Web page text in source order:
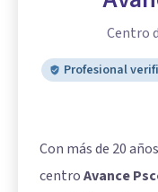
Centro
Profesional
Con más de 20
centroAvance